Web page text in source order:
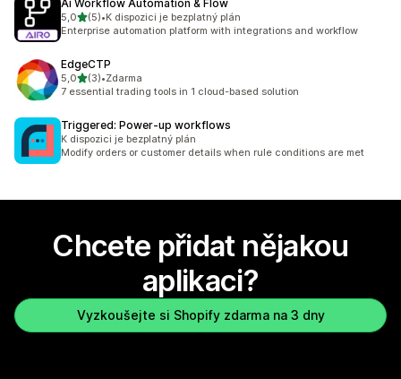
Ai Workflow Automation & Flow
5,0z 5 hvězd
(5)
Celkový počet recenzí: 5
•K dispozici je bezplatný plán
Enterprise automation platform with integrations and workflow
EdgeCTP
5,0z 5 hvězd
(3)
Celkový počet recenzí: 3
•Zdarma
7 essential trading tools in 1 cloud-based solution
Triggered: Power‑up workflows
K dispozici je bezplatný plán
Modify orders or customer details when rule conditions are met
Chcete přidat nějakou
aplikaci?
Vyzkoušejte si Shopify zdarma na 3 dny